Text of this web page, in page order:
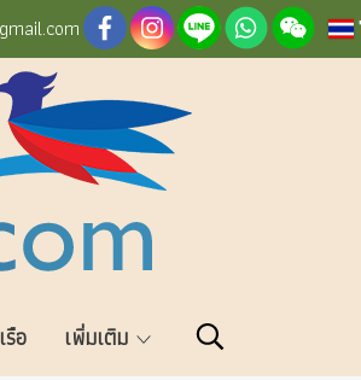
อ
เพิ่มเติม